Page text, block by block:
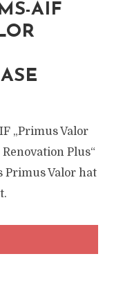
AIF
„Primus Valor
Plus“
Primus Valor hat